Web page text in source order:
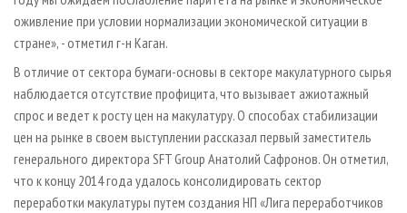
оживление при условии нормализации экономической ситуации в
стране», - отметил г­-н Каган.
В отличие от сектора бумаги­-основы в секторе макулатурного сырья
наблюдается отсутствие профицита, что вызывает ажиотажный
спрос и ведет к росту цен на макулатуру. О способах стабилизации
цен на рынке в своем выступлении рассказал первый заместитель
генерального директора SFT Group Анатолий Сафронов. Он отметил,
что к концу 2014 года удалось консолидировать сектор
переработки макулатуры путем создания НП «Лига переработчиков